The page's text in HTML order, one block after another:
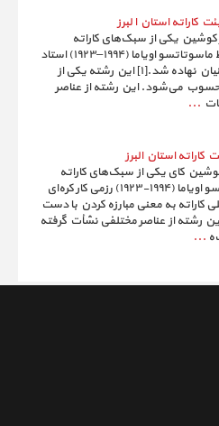
استان ا لبرز
یکی از سبک‌های کاراته
غیرکنترلی است. این رشته توسط ماسوتاتسو اویاما (۱۹۹۴–۱۹۲۳) استاد
ژاپنی (کره‌ای تبار) هنرهای رزمی بنیان نهاده شد.[۱] این رشته یکی از
می‌شود. این رشته از عناصر
...
استان البرز
کای یکی از سبک‌های کاراته
است. این رشته توسط ماسوتاتسو اویاما (۱۹۹۴-۱۹۲۳) رزمی کار کره‌ای
کاراته به معنی مبارزه کردن با دست
رشته از عناصر مختلفی نشأت گرفته
...